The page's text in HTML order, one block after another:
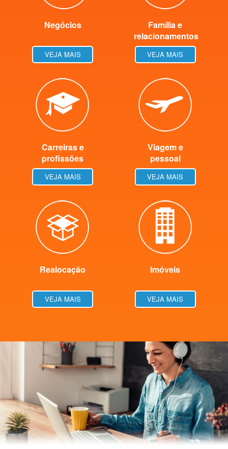
Negócios
VEJA MAIS
Família e
relacionamentos
VEJA MAIS
Carreiras e
profissões
VEJA MAIS
Viagem e
pessoal
VEJA MAIS
Realocação
VEJA MAIS
Imóveis
VEJA MAIS